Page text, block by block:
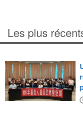
Les plus